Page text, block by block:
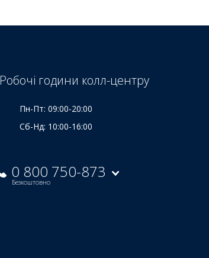
Робочі години колл-центру
Пн-Пт: 09:00-20:00
Сб-Нд: 10:00-16:00
0 800 750-873
Безкоштовно